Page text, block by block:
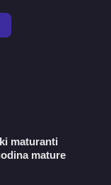
maturanti
mature